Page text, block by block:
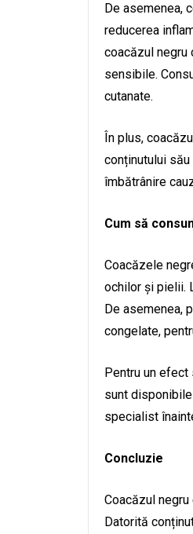
De asemenea,
reducerea
coacăzul negru
sensibile.
cutanate.
În plus,
conținutului
îmbătrânire
Cum să
Coacăzele
ochilor și pielii.
De asemenea,
congelate,
Pentru un
sunt
specialist
Concluzie
Coacăzul
Datorită